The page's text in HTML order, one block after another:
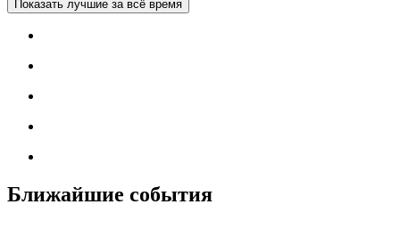
Показать лучшие за всё время
Ближайшие события